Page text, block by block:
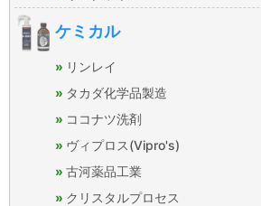
ケミカル
リンレイ
タカダ化学品製造
ココナツ洗剤
ヴィプロス(Vipro's)
古河薬品工業
クリスタルプロセス